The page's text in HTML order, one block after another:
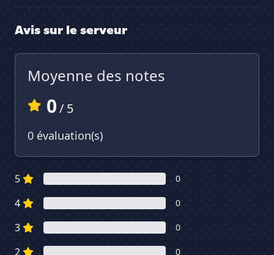
Avis sur le serveur
Moyenne des notes
0/ 5
0 évaluation(s)
5 0
4 0
3 0
2 0